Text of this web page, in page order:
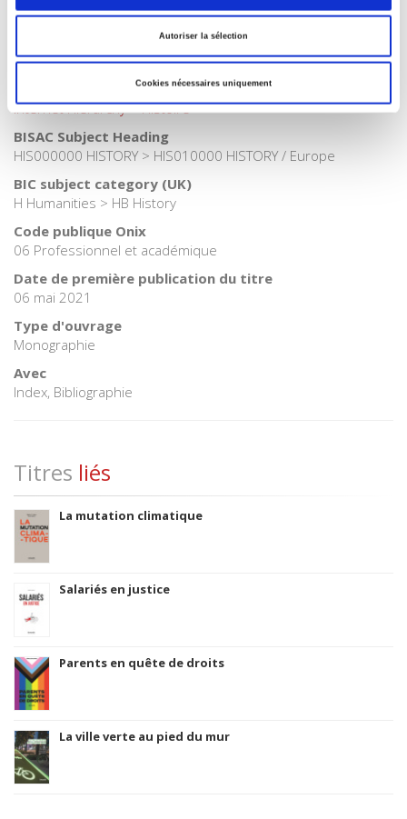
Autoriser la sélection
Cookies nécessaires uniquement
Internet Hierarchy>Domaines>Histoire
Internet Hierarchy>Domaine histoire
Catégorie (éditeur)
Internet Hierarchy>Histoire
BISAC Subject Heading
HIS000000 HISTORY > HIS010000 HISTORY / Europe
BIC subject category (UK)
H Humanities > HB History
Code publique Onix
06 Professionnel et académique
Date de première publication du titre
06 mai 2021
Type d'ouvrage
Monographie
Avec
Index, Bibliographie
Titres liés
La mutation climatique
Salariés en justice
Parents en quête de droits
La ville verte au pied du mur